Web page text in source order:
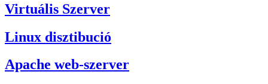
Virtuális Szerver
Linux disztibució
Apache web-szerver